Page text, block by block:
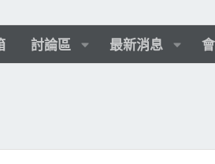
討論區 最新消息